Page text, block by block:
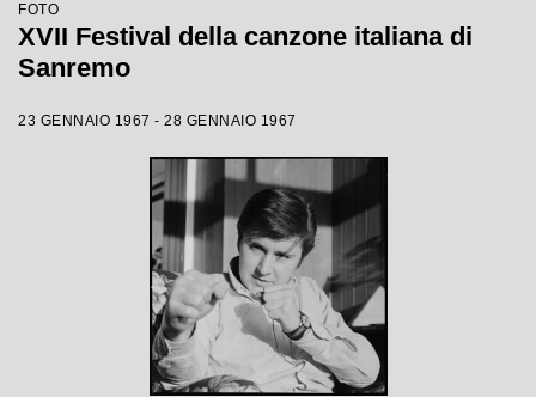
FOTO
XVII Festival della canzone italiana di
Sanremo
23 GENNAIO 1967 - 28 GENNAIO 1967